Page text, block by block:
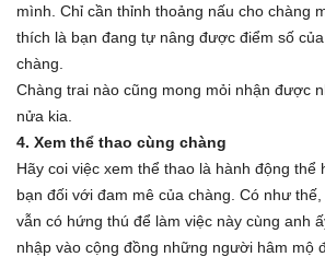
mình. Chỉ cần thỉnh thoảng nấu cho chàng
thích là bạn đang tự nâng được điểm số
chàng.
Chàng trai nào cũng mong mỏi nhận được
nửa kia.
4. Xem thể thao cùng chàng
Hãy coi việc xem thể thao là hành động thể
bạn đối với đam mê của chàng. Có như
vẫn có hứng thú để làm việc này cùng anh
nhập vào cộng đồng những người hâm mộ